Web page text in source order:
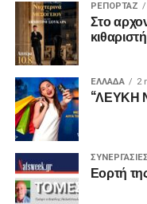
ΡΕΠΟΡΤΑΖ
Στο
ΕΛΛΑΔΑ 2
“ΛΕΥΚΗ
ΣΥΝΕΡΓΑΣΙΕΣ
Εορτή